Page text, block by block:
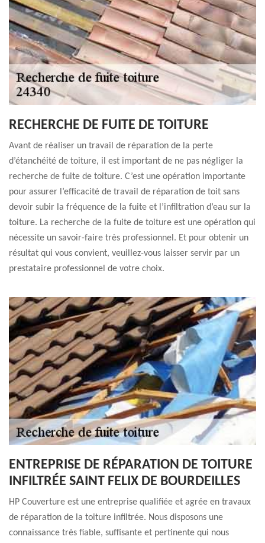
RECHERCHE DE FUITE DE TOITURE
Avant de réaliser un travail de réparation de la perte
d’étanchéité de toiture, il est important de ne pas négliger la
recherche de fuite de toiture. C’est une opération importante
pour assurer l’efficacité de travail de réparation de toit sans
devoir subir la fréquence de la fuite et l’infiltration d’eau sur la
toiture. La recherche de la fuite de toiture est une opération qui
nécessite un savoir-faire très professionnel. Et pour obtenir un
résultat qui vous convient, veuillez-vous laisser servir par un
prestataire professionnel de votre choix.
ENTREPRISE DE RÉPARATION DE TOITURE
INFILTRÉE SAINT FELIX DE BOURDEILLES
HP Couverture est une entreprise qualifiée et agrée en travaux
de réparation de la toiture infiltrée. Nous disposons une
connaissance très fiable, suffisante et pertinente qui nous